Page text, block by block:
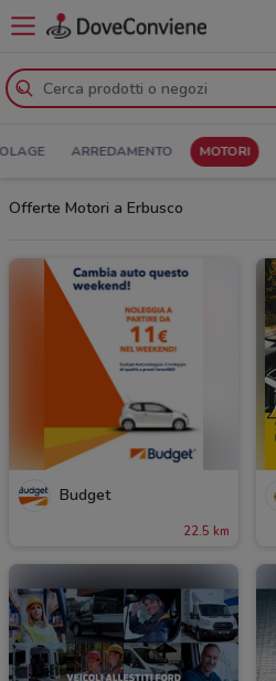
ARREDAMENTO MOTORI
Offerte Motori a Erbusco
Budget
22.5 km